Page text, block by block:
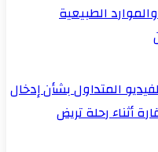
الطبيعية
المتداول بشأن إدخال
أثناء رحلة تريض